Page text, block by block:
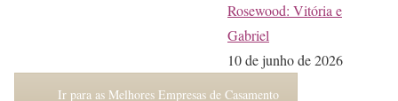
Rosewood: Vitória e
Gabriel
10 de junho de 2026
Ir para as Melhores Empresas de Casamento